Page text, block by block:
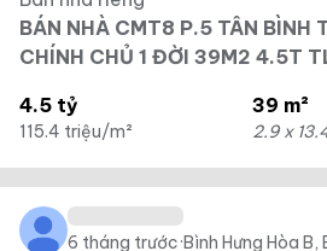
BÁN NHÀ CMT8 P.5 TÂN BÌNH
CHÍNH CHỦ 1 ĐỜI 39M2 4.5T
4.5 tỷ
115.4 triệu/m²
39 m²
2.9 x
6 tháng trước·Bình Hưng Hòa B,